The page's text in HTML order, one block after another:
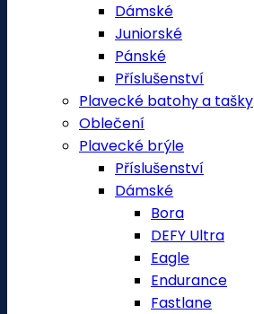
Dámské
Juniorské
Pánské
Příslušenství
Plavecké batohy a tašky
Oblečení
Plavecké brýle
Příslušenství
Dámské
Bora
DEFY Ultra
Eagle
Endurance
Fastlane